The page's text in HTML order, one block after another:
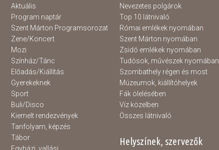
Aktuális
Program naptár
Szent Márton Programsorozat
Zene/Koncert
Mozi
Színház/Tánc
Előadás/Kiállítás
Gyerekeknek
Sport
Buli/Disco
Kiemelt rendezvények
Tanfolyam, képzés
Tábor
Nevezetes polgárok
Top 10 látnivaló
Római emlékek nyomában
Szent Márton nyomában
Zsidó emlékek nyomában
Tudósok, művészek nyomában
Szombathely régen és most
Múzeumok, kiállítóhelyek
Fák ölelésében
Víz közelben
Összes látnivaló
Helyszínek, szervezők